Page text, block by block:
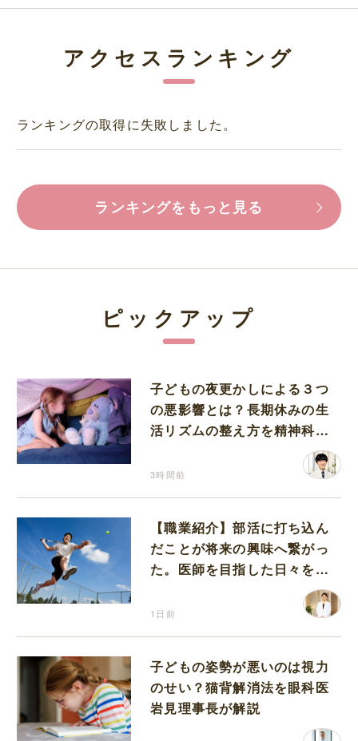
アクセスランキング
ランキングの取得に失敗しました。
ランキングをもっと見る
ピックアップ
子どもの夜更かしによる３つ
の悪影響とは？長期休みの生
活リズムの整え方を精神科医
3時間前
【職業紹介】部活に打ち込ん
だことが将来の興味へ繋がっ
た。医師を目指した日々を振
1日前
子どもの姿勢が悪いのは視力
のせい？猫背解消法を眼科医
岩見理事長が解説